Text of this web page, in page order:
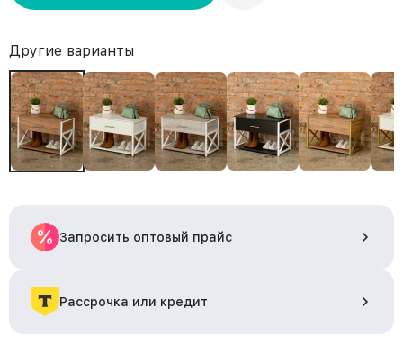
Другие варианты
Запросить оптовый прайс
Рассрочка или кредит